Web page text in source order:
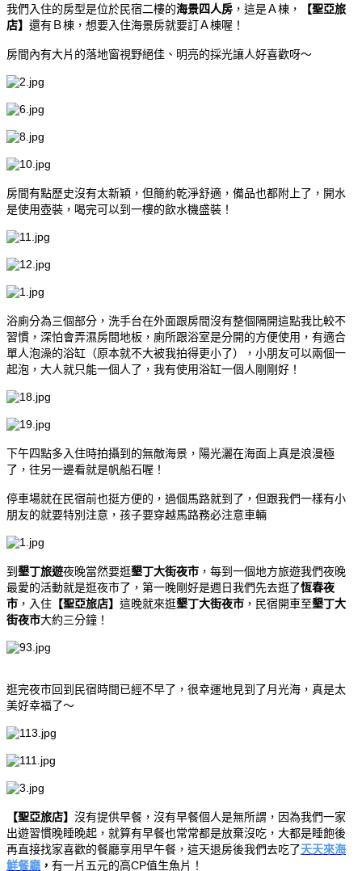
我們入住的房型是位於民宿二樓的海景四人房 ，這是Ａ棟，
【聖亞旅
店】 還有Ｂ棟，想要入住海景房就要訂Ａ棟喔！
房間內有大片的落地窗視野絕佳、明亮的採光讓人好喜歡呀～
房間有點歷史沒有太新穎，但簡約乾淨舒適，備品也都附上了，開水
是使用壺裝，喝完可以到一樓的飲水機盛裝！
浴廁分為三個部分，洗手台在外面跟房間沒有整個隔開這點我比較不
習慣，深怕會弄濕房間地板，廁所跟浴室是分開的方便使用，有適合
單人泡澡的浴缸（原本就不大被我拍得更小了），小朋友可以兩個一
起泡，大人就只能一個人了，我有使用浴缸一個人剛剛好！
下午四點多入住時拍攝到的無敵海景，陽光灑在海面上真是浪漫極
了，往另一邊看就是帆船石喔！
停車場就在民宿前也挺方便的，過個馬路就到了，但跟我們一樣有小
朋友的就要特別注意，孩子要穿越馬路務必注意車輛
到 墾丁旅遊夜晚當然要逛墾丁大街夜市 ，每到一個地方旅遊我們夜晚
最愛的活動就是逛夜市了，第一晚剛好是週日我們先去逛了恆春夜
市 ，入住 【聖亞旅店】 這晚就來逛墾丁大街夜市 ，民宿開車至墾丁大
街夜市大約三分鐘！
逛完夜市回到民宿時間已經不早了，很幸運地見到了月光海，真是太
美好幸福了～
【聖亞旅店】 沒有提供早餐，沒有早餐個人是無所謂，因為我們一家
出遊習慣晚睡晚起，就算有早餐也常常都是放棄沒吃，大都是睡飽後
再直接找家喜歡的餐廳享用早午餐，這天退房後我們去吃了天天來海
鮮餐廳 ， 有一片五元的高CP值生魚片！